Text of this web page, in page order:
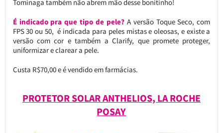
Tominaga também não abrem mão desse bonitinho!
É indicado pra que tipo de pele?A versão Toque Seco, com
FPS 30 ou 50, é indicada para peles mistas e oleosas, e existe a
versão com cor e também a Clarify, que promete proteger,
uniformizar e clarear a pele.
Custa R$70,00 e é vendido em farmácias.
PROTETOR SOLAR ANTHELIOS, LA ROCHE
POSAY